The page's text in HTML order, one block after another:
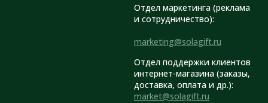
Отдел маркетинга (реклама
и сотрудничество):
marketing@solagift.ru
Отдел поддержки клиентов
интернет-магазина (заказы,
доставка, оплата и др.):
market@solagift.ru